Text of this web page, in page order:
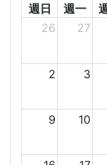
週日 週一
26
27
2 3
9 10